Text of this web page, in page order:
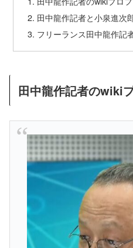
田中龍作記者と小泉進次
フリーランス田中龍作記
田中龍作記者のwiki